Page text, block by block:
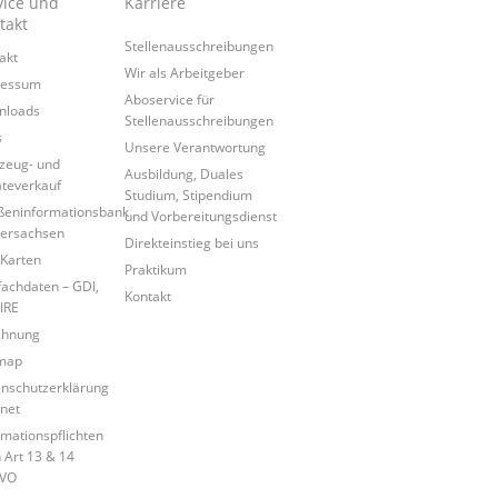
und
– GDI,
Art 13 & 14
Stellenausschreibungen
Wir als Arbeitgeber
Aboservice für
Stellenausschreibungen
Unsere Verantwortung
Ausbildung, Duales
Studium, Stipendium
und Vorbereitungsdienst
Direkteinstieg bei uns
Praktikum
Kontakt